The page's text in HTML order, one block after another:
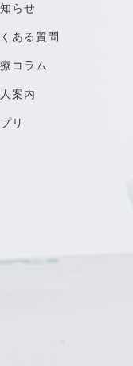
らせ
ある質問
コラム
案内
リ